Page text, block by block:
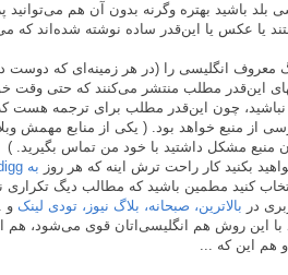
بلد باشید بهتره وگرنه بدون آن هم می‌توانید
یا عکس یا این‌قدر ساده نوشته شده‌اند که
معروف انگلیسی را (در هر زمینه‌ای که دوست
این‌قدر مطلب منتشر می‌کنند که حتی وقت
نباشید، چون این‌قدر مطلب برای ترجمه هست
از منبع خواهد بود. ( یکی از منابع مهمش
منبع مشکل داشتید با خود من تماس بگیرید. )
بکنید کار راحت ترش اینه که هر روز به digg
کنید مطمین باشید که مطالب دیگ تکراری
در بالاترین، صبحانه، بلاگ نیوز، تودی لینک و
با این روش هم انگلیسی‌اتان قوی می‌شود، هم
هم این که ...